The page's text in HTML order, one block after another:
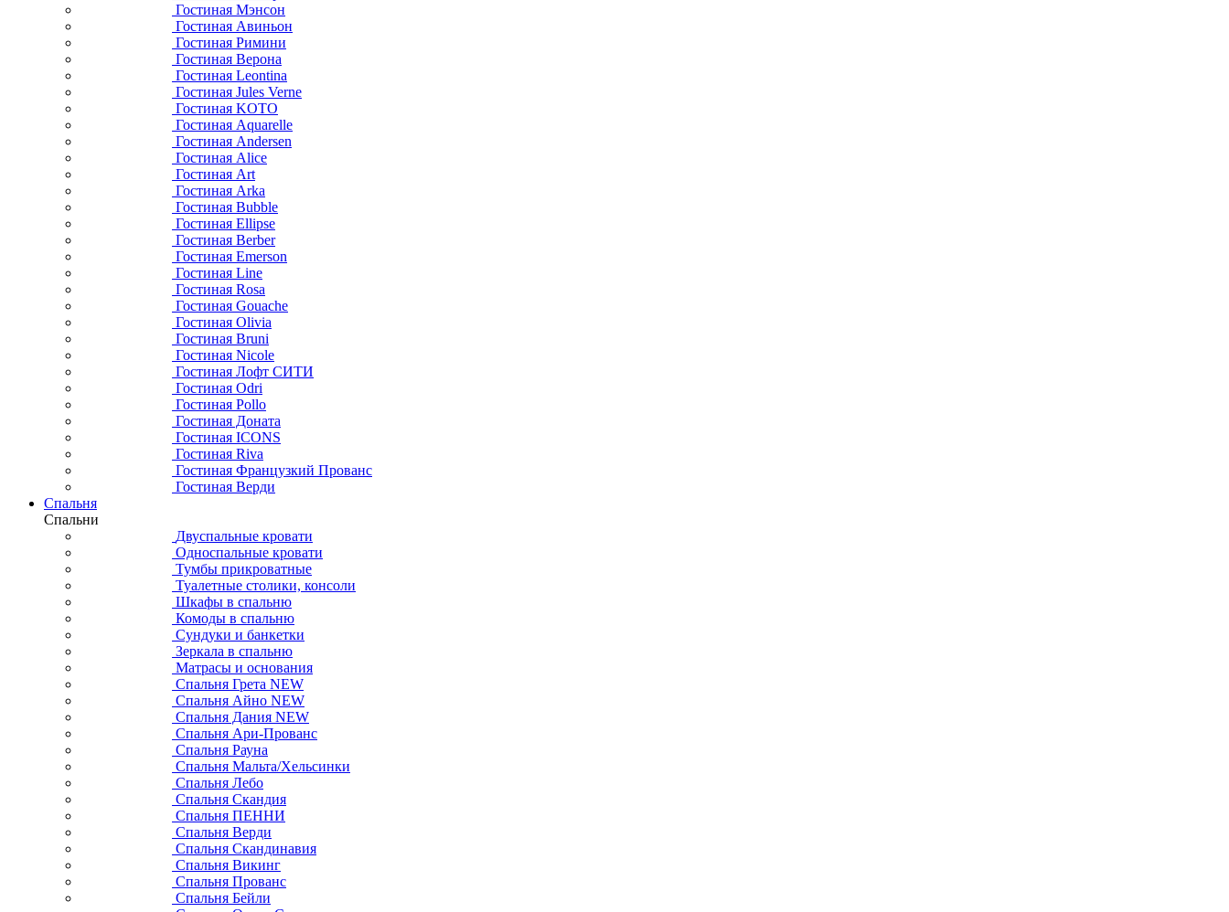
Гостиная Мэнсон
Гостиная Авиньон
Гостиная Римини
Гостиная Верона
Гостиная Leontina
Гостиная Jules Verne
Гостиная KOTO
Гостиная Aquarelle
Гостиная Andersen
Гостиная Alice
Гостиная Art
Гостиная Arka
Гостиная Bubble
Гостиная Ellipse
Гостиная Berber
Гостиная Emerson
Гостиная Line
Гостиная Rosa
Гостиная Gouache
Гостиная Olivia
Гостиная Bruni
Гостиная Nicole
Гостиная Лофт СИТИ
Гостиная Odri
Гостиная Pollo
Гостиная Доната
Гостиная ICONS
Гостиная Riva
Гостиная Французкий Прованс
Гостиная Верди
Спальня
Спальни
Двуспальные кровати
Односпальные кровати
Тумбы прикроватные
Туалетные столики, консоли
Шкафы в спальню
Комоды в спальню
Сундуки и банкетки
Зеркала в спальню
Матрасы и основания
Спальня Грета NEW
Спальня Айно NEW
Спальня Дания NEW
Спальня Ари-Прованс
Спальня Рауна
Спальня Мальта/Хельсинки
Спальня Лебо
Спальня Скандия
Спальня ПЕННИ
Спальня Верди
Спальня Скандинавия
Спальня Викинг
Спальня Прованс
Спальня Бейли